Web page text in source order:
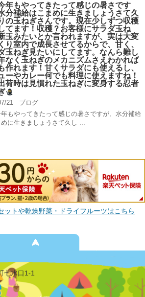
年もやってきたって感じの暑さです
分補給はこまめに生きましょうさて久
の玉ねぎさんです。現在少しずつ収穫
てます！収穫？お客様にサラダ玉ね
玉みたいとか言われますが、実は大変
り室内で成長させてるからで、甘く、
玉ねぎ見たいにしてます。なんら難し
なく玉ねぎのメカニズムさえわかれば
作れます！甘くサラダにも使えるし、
ーやカレー何でも料理に使えますね！
荷時は見慣れた玉ねぎに変身する忍者
21
ブログ
もやってきたって感じの暑さですが、水分補給
に生きましょうさて久し ...
ットや乾燥野菜・ドライフルーツはこちら
七水口1-1